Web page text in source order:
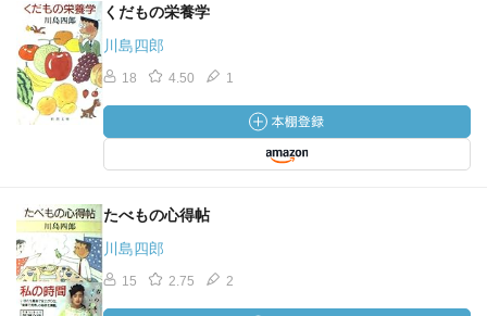
くだもの栄養学
川島四郎
18 4.50 1
たべもの心得帖
川島四郎
15 2.75 2